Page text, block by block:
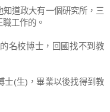
道政大有一個研究所，三
工作的。
名校博士，回國找不到教
士(生)，畢業以後找得到教